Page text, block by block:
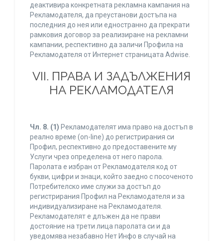
деактивира конкретната рекламна кампания на
Рекламодателя, да преустанови достъпа на
последния до нея или едностранно да прекрати
рамковия договор за реализиране на рекламни
кампании, респективно да заличи Профила на
Рекламодателя от Интернет страницата Adwise.
VII. ПРАВА И ЗАДЪЛЖЕНИЯ
НА РЕКЛАМОДАТЕЛЯ
Чл. 8. (1) Рекламодателят има право на достъп в
реално време (on-line) до регистрирания си
Профил, респективно до предоставените му
Услуги чрез определена от него парола.
Паролата е избран от Рекламодателя код от
букви, цифри и знаци, който заедно с посоченото
Потребителско име служи за достъп до
регистрирания Профил на Рекламодателя и за
индивидуализиране на Рекламодателя.
Рекламодателят е длъжен да не прави
достояние на трети лица паролата си и да
уведомява незабавно Нет Инфо в случай на